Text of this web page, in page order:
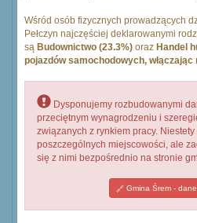
Wśród osób fizycznych prowadzących
Pełczyn najczęściej deklarowanymi
są Budownictwo (23.3%) oraz Handel
pojazdów samochodowych,
Dysponujemy rozbudowanymi
przeciętnym wynagrodzeniu i
związanych z rynkiem pracy.
poszczególnych miejscowości, ale
się z nimi bezpośrednio na stronie
Gmina Śrem -